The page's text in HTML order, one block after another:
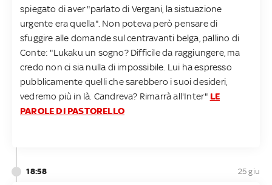
spiegato di aver "parlato di Vergani, la sistuazione
urgente era quella". Non poteva però pensare di
sfuggire alle domande sul centravanti belga, pallino di
Conte: "Lukaku un sogno? Difficile da raggiungere, ma
credo non ci sia nulla di impossibile. Lui ha espresso
pubblicamente quelli che sarebbero i suoi desideri,
vedremo più in là. Candreva? Rimarrà all'Inter" LE
PAROLE DI PASTORELLO
18:58 25 giu